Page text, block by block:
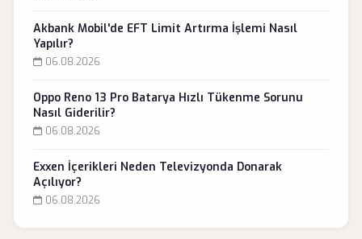
Akbank Mobil'de EFT Limit Artırma İşlemi Nasıl
Yapılır?
06.08.2026
Oppo Reno 13 Pro Batarya Hızlı Tükenme Sorunu
Nasıl Giderilir?
06.08.2026
Exxen İçerikleri Neden Televizyonda Donarak
Açılıyor?
06.08.2026